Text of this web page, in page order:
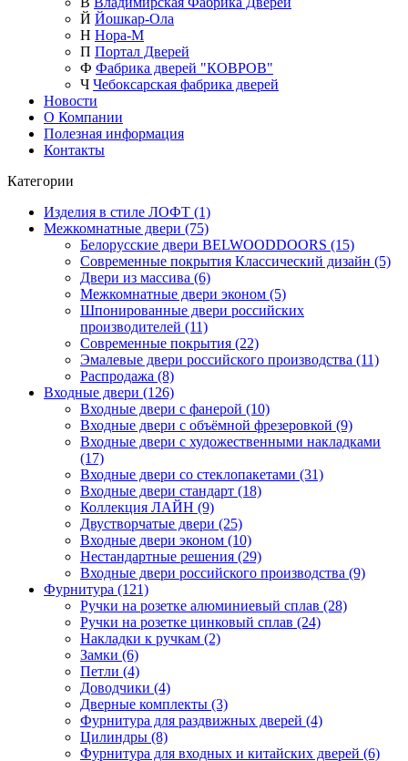
Й Йошкар-Ола
Н Нора-М
П Портал Дверей
Ф Фабрика дверей "КОВРОВ"
Ч Чебоксарская фабрика дверей
Новости
О Компании
Полезная информация
Контакты
Категории
Изделия в стиле ЛОФТ (1)
Межкомнатные двери (75)
Белорусские двери BELWOODDOORS (15)
Современные покрытия Классический дизайн (5)
Двери из массива (6)
Межкомнатные двери эконом (5)
Шпонированные двери российских
производителей (11)
Современные покрытия (22)
Эмалевые двери российского производства (11)
Распродажа (8)
Входные двери (126)
Входные двери с фанерой (10)
Входные двери с объёмной фрезеровкой (9)
Входные двери с художественными накладками
(17)
Входные двери со стеклопакетами (31)
Входные двери стандарт (18)
Коллекция ЛАЙН (9)
Двустворчатые двери (25)
Входные двери эконом (10)
Нестандартные решения (29)
Входные двери российского производства (9)
Фурнитура (121)
Ручки на розетке алюминиевый сплав (28)
Ручки на розетке цинковый сплав (24)
Накладки к ручкам (2)
Замки (6)
Петли (4)
Доводчики (4)
Дверные комплекты (3)
Фурнитура для раздвижных дверей (4)
Цилиндры (8)
Фурнитура для входных и китайских дверей (6)